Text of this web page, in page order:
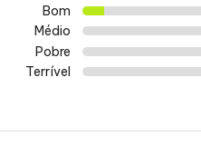
Bom
Médio
Pobre
Terrível